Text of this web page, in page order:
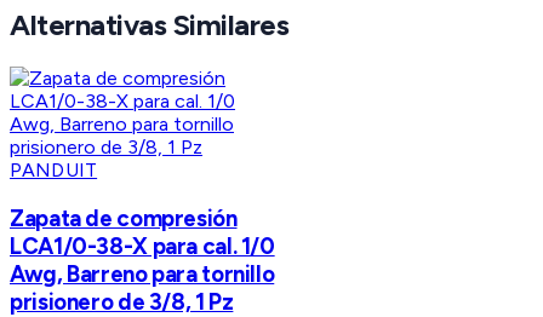
Alternativas Similares
PANDUIT
Zapata de compresión
LCA1/0-38-X para cal. 1/0
Awg, Barreno para tornillo
prisionero de 3/8, 1 Pz